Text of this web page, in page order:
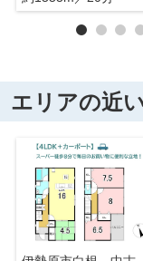
エリアの近